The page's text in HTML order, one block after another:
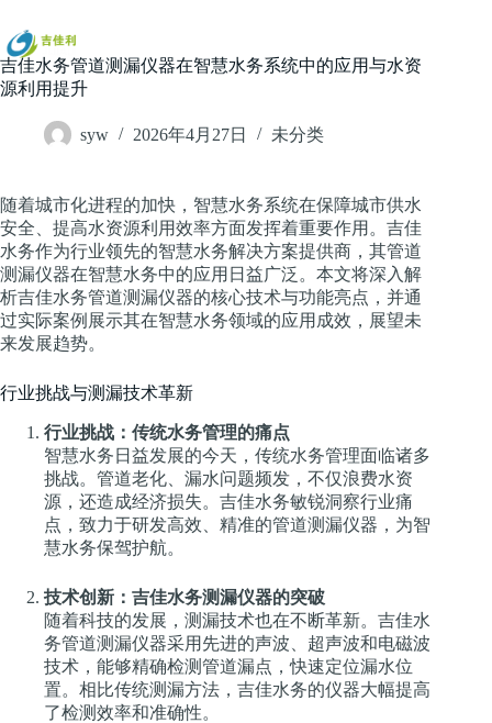
过
内
容
吉佳水务管道测漏仪器在智慧水务系统中的应用与水资
源利用提升
syw 2026年4月27日 未分类
随着城市化进程的加快，智慧水务系统在保障城市供水
安全、提高水资源利用效率方面发挥着重要作用。吉佳
水务作为行业领先的智慧水务解决方案提供商，其管道
测漏仪器在智慧水务中的应用日益广泛。本文将深入解
析吉佳水务管道测漏仪器的核心技术与功能亮点，并通
过实际案例展示其在智慧水务领域的应用成效，展望未
来发展趋势。
行业挑战与测漏技术革新
行业挑战：传统水务管理的痛点
智慧水务日益发展的今天，传统水务管理面临诸多
挑战。管道老化、漏水问题频发，不仅浪费水资
源，还造成经济损失。吉佳水务敏锐洞察行业痛
点，致力于研发高效、精准的管道测漏仪器，为智
慧水务保驾护航。
技术创新：吉佳水务测漏仪器的突破
随着科技的发展，测漏技术也在不断革新。吉佳水
务管道测漏仪器采用先进的声波、超声波和电磁波
技术，能够精确检测管道漏点，快速定位漏水位
置。相比传统测漏方法，吉佳水务的仪器大幅提高
了检测效率和准确性。